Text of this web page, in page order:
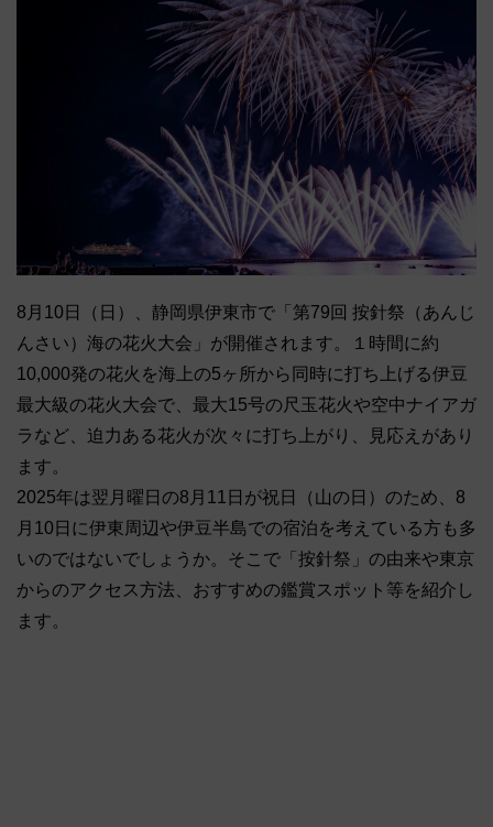
8月10日（日）、静岡県伊東市で「第79回 按針祭（あんじ
んさい）海の花火大会」が開催されます。１時間に約
10,000発の花火を海上の5ヶ所から同時に打ち上げる伊豆
最大級の花火大会で、最大15号の尺玉花火や空中ナイアガ
ラなど、迫力ある花火が次々に打ち上がり、見応えがあり
ます。
2025年は翌月曜日の8月11日が祝日（山の日）のため、8
月10日に伊東周辺や伊豆半島での宿泊を考えている方も多
いのではないでしょうか。そこで「按針祭」の由来や東京
からのアクセス方法、おすすめの鑑賞スポット等を紹介し
ます。